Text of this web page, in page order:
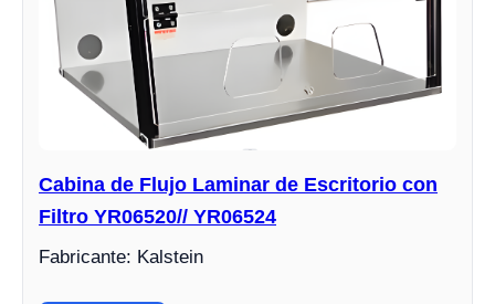
Cabina de Flujo Laminar de Escritorio con
Filtro YR06520// YR06524
Fabricante: Kalstein